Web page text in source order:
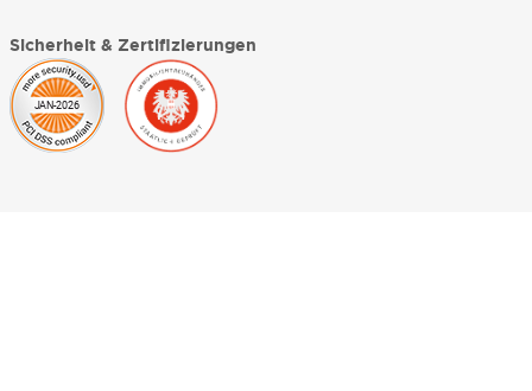
Sicherheit & Zertifizierungen